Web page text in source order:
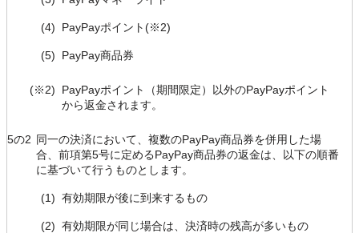
(4) PayPayポイント(※2)
(5) PayPay商品券
(※2)
PayPayポイント（期間限定）以外のPayPayポイント
から返金されます。
5の2 同一の決済において、複数のPayPay商品券を併用した場
合、前項第5号に定めるPayPay商品券の返金は、以下の順番
に基づいて行うものとします。
(1) 有効期限が後に到来するもの
(2) 有効期限が同じ場合は、決済時の残高が多いもの